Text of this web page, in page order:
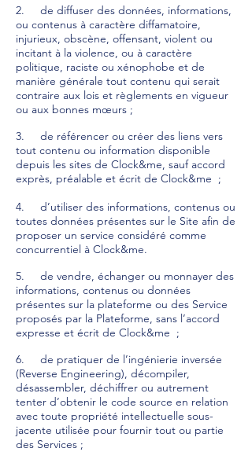
2. de diffuser des données, informations,
ou contenus à caractère diffamatoire,
injurieux, obscène, offensant, violent ou
incitant à la violence, ou à caractère
politique, raciste ou xénophobe et de
manière générale tout contenu qui serait
contraire aux lois et règlements en vigueur
ou aux bonnes mœurs ;
3. de référencer ou créer des liens vers
tout contenu ou information disponible
depuis les sites de Clock&me, sauf accord
exprès, préalable et écrit de Clock&me ;
4. d’utiliser des informations, contenus ou
toutes données présentes sur le Site afin de
proposer un service considéré comme
concurrentiel à Clock&me.
5. de vendre, échanger ou monnayer des
informations, contenus ou données
présentes sur la plateforme ou des Service
proposés par la Plateforme, sans l’accord
expresse et écrit de Clock&me ;
6. de pratiquer de l’ingénierie inversée
(Reverse Engineering), décompiler,
désassembler, déchiffrer ou autrement
tenter d’obtenir le code source en relation
avec toute propriété intellectuelle sous-
jacente utilisée pour fournir tout ou partie
des Services ;